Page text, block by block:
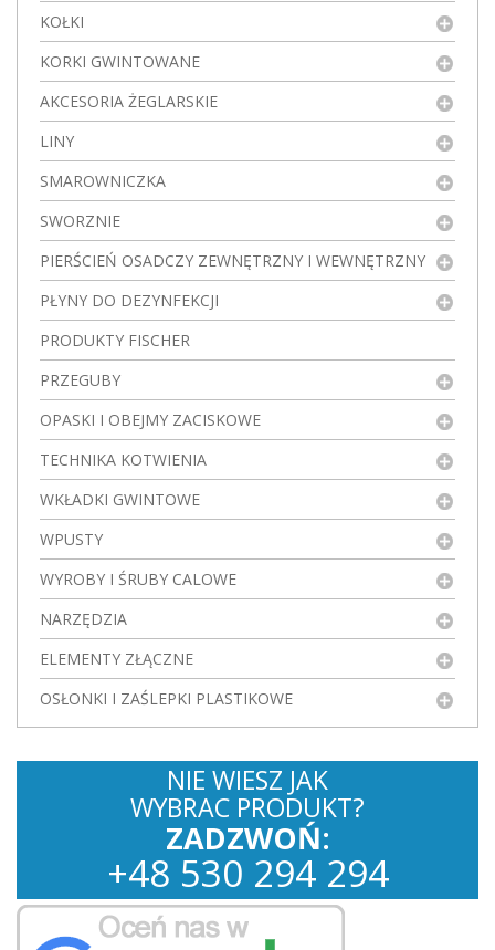
KOŁKI
KORKI GWINTOWANE
AKCESORIA ŻEGLARSKIE
LINY
SMAROWNICZKA
SWORZNIE
PIERŚCIEŃ OSADCZY ZEWNĘTRZNY I WEWNĘTRZNY
PŁYNY DO DEZYNFEKCJI
PRODUKTY FISCHER
PRZEGUBY
OPASKI I OBEJMY ZACISKOWE
TECHNIKA KOTWIENIA
WKŁADKI GWINTOWE
WPUSTY
WYROBY I ŚRUBY CALOWE
NARZĘDZIA
ELEMENTY ZŁĄCZNE
OSŁONKI I ZAŚLEPKI PLASTIKOWE
NIE WIESZ JAK
WYBRAC PRODUKT?
ZADZWOŃ:
+48 530 294 294